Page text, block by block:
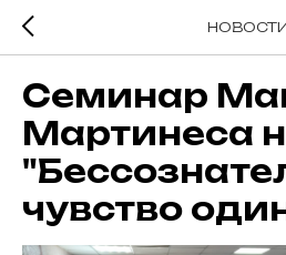
Семинар
Мартинеса
чувство